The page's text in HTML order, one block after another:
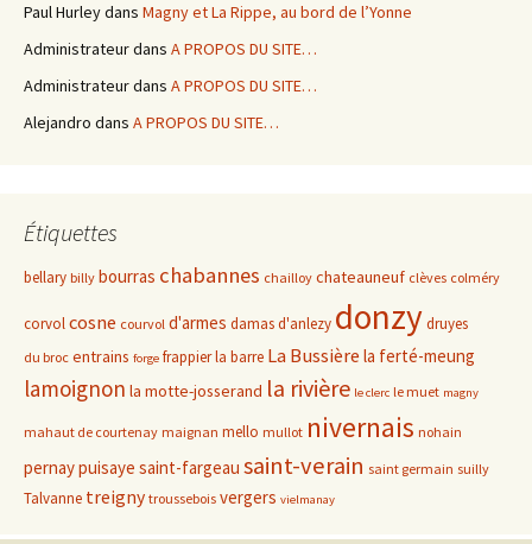
Paul Hurleydans Magny et La Rippe, au bord de l’Yonne
Administrateurdans A PROPOS DU SITE…
Administrateurdans A PROPOS DU SITE…
Alejandro dans A PROPOS DU SITE…
Étiquettes
bellary billy bourras chabannes chailloy chateauneuf clèves colméry
corvolcosne courvol d'armes damas d'anlezy donzydruyes
du broc entrains forge frappierla barre La Bussière la ferté-meung
lamoignon la motte-josserand la rivière le clerc le muet magny
mahaut de courtenay maignan mello mullot nivernais nohain
pernaypuisaye saint-fargeau saint-verain saint germain suilly
Talvanne treigny troussebois vergers vielmanay